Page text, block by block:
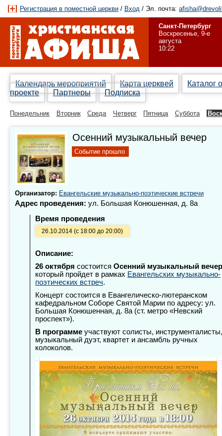
Регистрация в поместной церкви / Вход / Эл. почта:
Санкт-Петербург
Воскресенье, 9-е
августа
10:22
Календарь мероприятий Карта церквей
Каталог
проекте
Партнеры Подписка
Понедельник Вторник Среда Четверг Пятница Суббота
Осенний музыкальный вечер
Событие прошло
Организатор: Евангельские музыкально-поэтические встречи
Адрес проведения: ул. Большая Конюшенная, д. 8а
Время проведения
26.10.2014 (с 18:00 до 20:00)
Описание:
26 октября состоится Осенний музыкальный вечер
который пройдет в рамках Евангельских музыкально-
поэтических встреч.
Концерт состоится в Евангелическо-лютеранском
кафедральном Соборе Святой Марии по адресу: ул.
Большая Конюшенная, д. 8а (ст. метро «Невский
проспект»).
В программе участвуют солисты, инструменталисты,
музыкальный дуэт, квартет и ансамбль ручных
колоколов.